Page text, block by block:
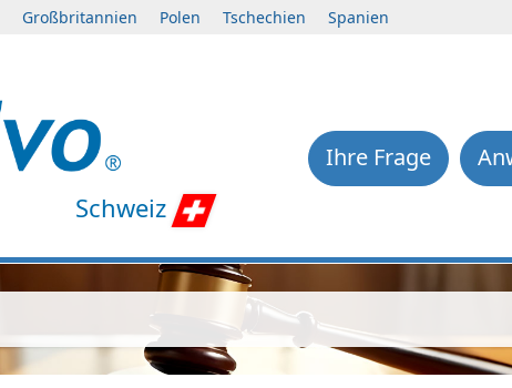
Großbritannien Polen Tschechien Spanien
Schweiz
Ihre Frage